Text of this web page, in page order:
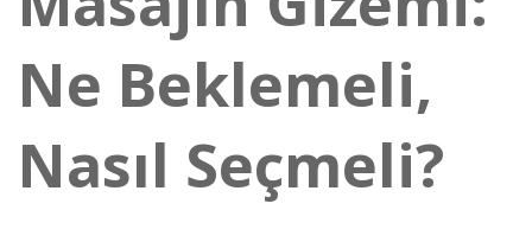
Ne Beklemeli,
Nasıl Seçmeli?